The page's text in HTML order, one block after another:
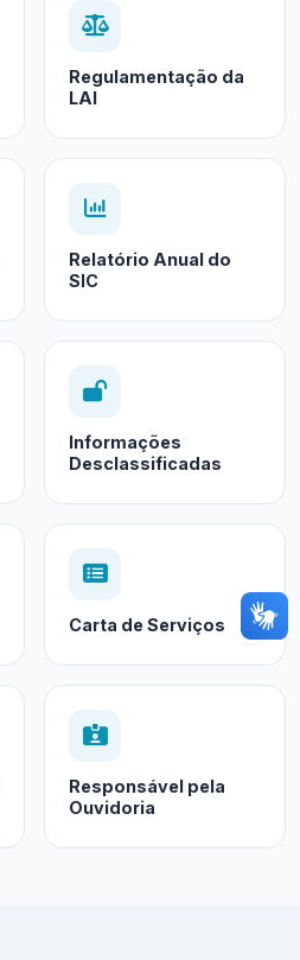
Regulamentação da
LAI
Relatório Anual do
SIC
Informações
Desclassificadas
Carta de Serviços
Responsável pela
Ouvidoria